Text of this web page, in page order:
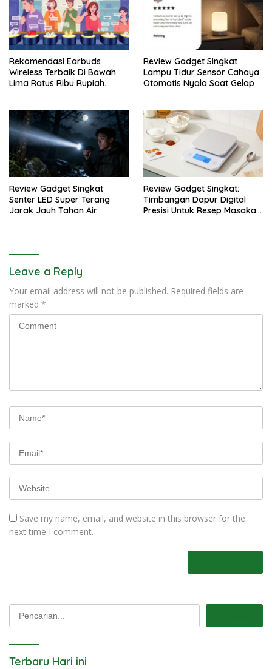
Rekomendasi Earbuds
Wireless Terbaik Di Bawah
Lima Ratus Ribu Rupiah
Review Gadget Singkat
Lampu Tidur Sensor Cahaya
Otomatis Nyala Saat Gelap
Review Gadget Singkat
Senter LED Super Terang
Jarak Jauh Tahan Air
Review Gadget Singkat:
Timbangan Dapur Digital
Presisi Untuk Resep Masakan
Leave a Reply
Your email address will not be published. Required fields are
marked *
Save my name, email, and website in this browser for the
next time I comment.
Pencarian
Terbaru Hari ini